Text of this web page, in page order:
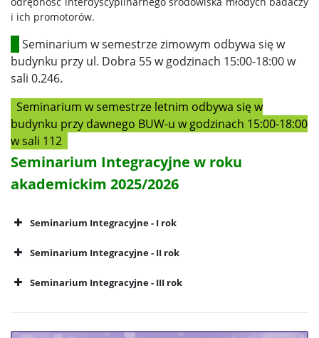
i ich promotorów.
Seminarium w semestrze zimowym odbywa się w
budynku przy ul. Dobra 55 w godzinach 15:00-18:00 w
sali 0.246.
Seminarium w semestrze letnim odbywa się w
budynku przy dawnego BUW-u w godzinach 15:00-18:00
w sali 112
Seminarium Integracyjne w roku
akademickim 2025/2026
Seminarium Integracyjne - I rok
Seminarium Integracyjne - II rok
Seminarium Integracyjne - III rok
Zajęcia metodologiczne